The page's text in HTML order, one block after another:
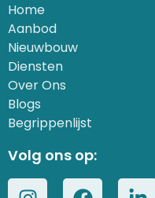
Home
Aanbod
Nieuwbouw
Diensten
Over Ons
Blogs
Begrippenlijst
Volg ons op: